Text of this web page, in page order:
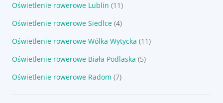
Oświetlenie rowerowe Lublin (11)
Oświetlenie rowerowe Siedlce (4)
Oświetlenie rowerowe Wólka Wytycka (11)
Oświetlenie rowerowe Biała Podlaska (5)
Oświetlenie rowerowe Radom (7)